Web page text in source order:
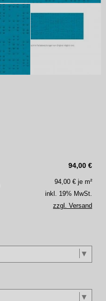
94,00 €
94,00 € je m²
inkl. 19% MwSt.
zzgl. Versand